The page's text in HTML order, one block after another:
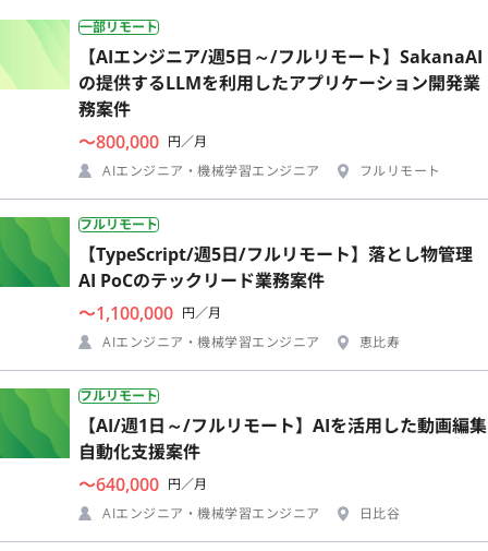
一部リモート
【AIエンジニア/週5日～/フルリモート】SakanaAI
の提供するLLMを利用したアプリケーション開発業
務案件
〜800,000 円／月
AIエンジニア・機械学習エンジニア
フルリモート
フルリモート
【TypeScript/週5日/フルリモート】落とし物管理
AI PoCのテックリード業務案件
〜1,100,000 円／月
AIエンジニア・機械学習エンジニア
恵比寿
フルリモート
【AI/週1日～/フルリモート】AIを活用した動画編集
自動化支援案件
〜640,000 円／月
AIエンジニア・機械学習エンジニア
日比谷